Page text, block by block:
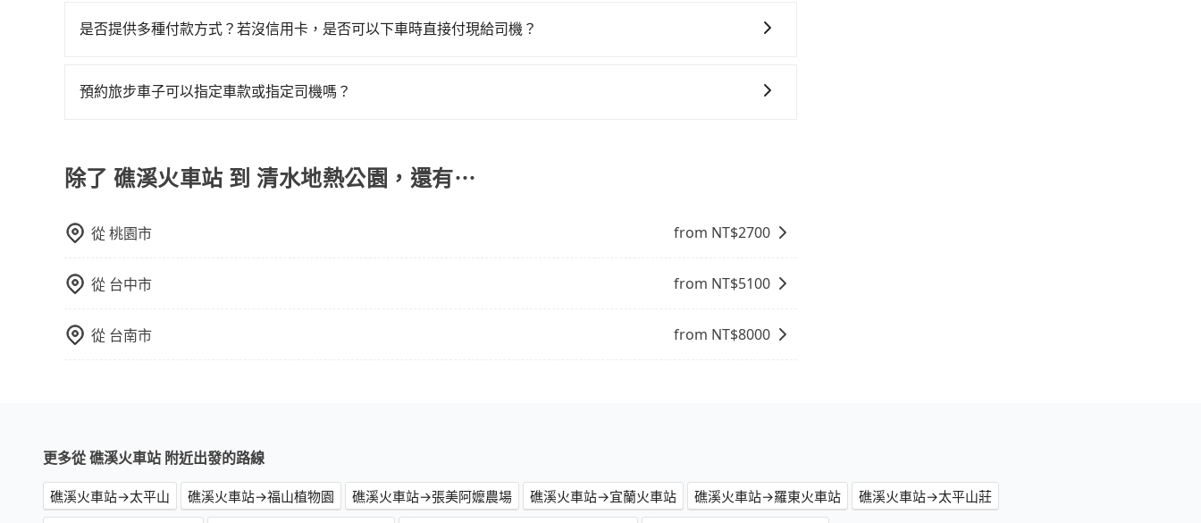
一個城市的長途包車。
為旅步貴賓服務用車。與一些私家車充當營業用車違法接載的「白牌車」不同。旅步所使用的車輛合法且符合相
是否提供多種付款方式？若沒信用卡，是否可以下車時直接付現給司機？
先享受後付款等。若您沒有信用卡，建議可以使用 AFTEE 的服務，您可以在訂單成立後的14天內到超商櫃檯繳
預約旅步車子可以指定車款或指定司機嗎？
除了 礁溪火車站 到 清水地熱公園，還有⋯
從桃園市 from NT$2700
從 台中市 from NT$5100
從 台南市 from NT$8000
更多從 礁溪火車站 附近出發的路線
礁溪火車站→太平山 礁溪火車站→福山植物園 礁溪火車站→張美阿嬤農場 礁溪火車站→宜蘭火車站 礁溪火車站→羅東火車站
礁溪火車站→太平山莊